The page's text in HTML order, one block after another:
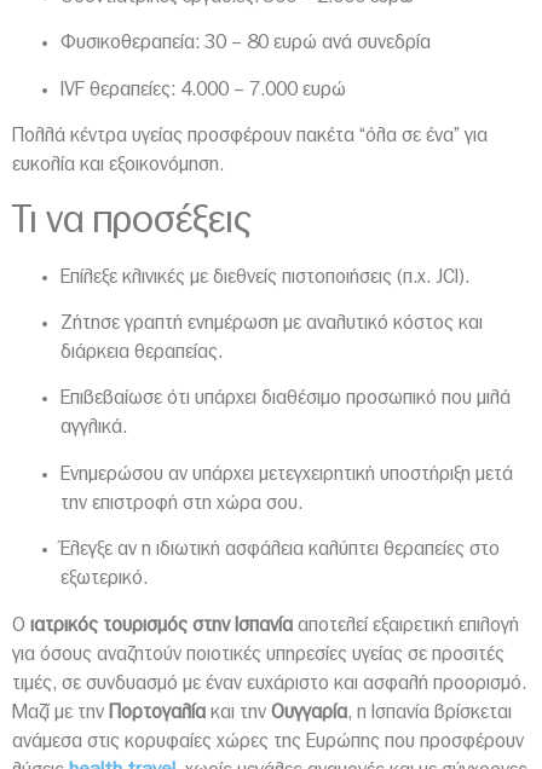
Φυσικοθεραπεία: 30 – 80 ευρώ ανά συνεδρία
IVF θεραπείες: 4.000 – 7.000 ευρώ
Πολλά κέντρα υγείας προσφέρουν πακέτα “όλα σε ένα” για
ευκολία και εξοικονόμηση.
Τι να προσέξεις
Επίλεξε κλινικές με διεθνείς πιστοποιήσεις (π.χ. JCI).
Ζήτησε γραπτή ενημέρωση με αναλυτικό κόστος και
διάρκεια θεραπείας.
Επιβεβαίωσε ότι υπάρχει διαθέσιμο προσωπικό που μιλά
αγγλικά.
Ενημερώσου αν υπάρχει μετεγχειρητική υποστήριξη μετά
την επιστροφή στη χώρα σου.
Έλεγξε αν η ιδιωτική ασφάλεια καλύπτει θεραπείες στο
εξωτερικό.
Ο ιατρικός τουρισμός στην Ισπανία αποτελεί εξαιρετική επιλογή
για όσους αναζητούν ποιοτικές υπηρεσίες υγείας σε προσιτές
τιμές, σε συνδυασμό με έναν ευχάριστο και ασφαλή προορισμό.
Μαζί με την Πορτογαλία και την Ουγγαρία, η Ισπανία βρίσκεται
ανάμεσα στις κορυφαίες χώρες της Ευρώπης που προσφέρουν